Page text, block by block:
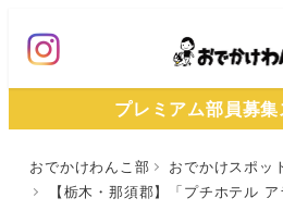
ン
プレミアム部員募
おでかけわんこ部 おでかけスポッ
【栃木・那須郡】「プチホテル ア